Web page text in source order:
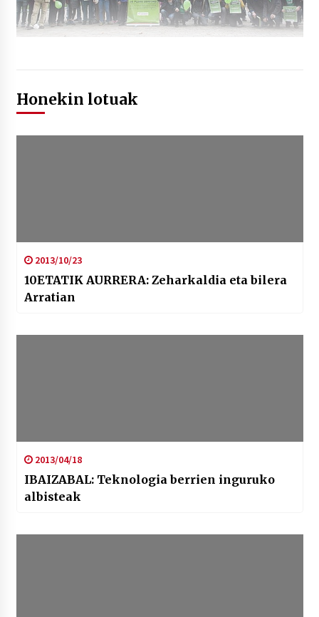
Honekin lotuak
2013/10/23
10ETATIK AURRERA: Zeharkaldia eta bilera
Arratian
2013/04/18
IBAIZABAL: Teknologia berrien inguruko
albisteak